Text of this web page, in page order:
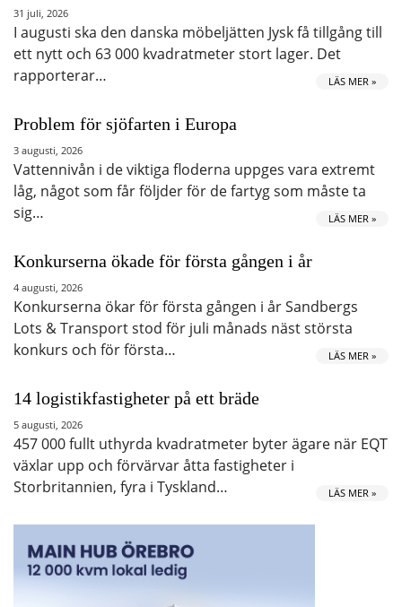
31 juli, 2026
I augusti ska den danska möbeljätten Jysk få tillgång till
ett nytt och 63 000 kvadratmeter stort lager. Det
rapporterar…
LÄS MER »
Problem för sjöfarten i Europa
3 augusti, 2026
Vattennivån i de viktiga floderna uppges vara extremt
låg, något som får följder för de fartyg som måste ta
sig…
LÄS MER »
Konkurserna ökade för första gången i år
4 augusti, 2026
Konkurserna ökar för första gången i år Sandbergs
Lots & Transport stod för juli månads näst största
konkurs och för första…
LÄS MER »
14 logistikfastigheter på ett bräde
5 augusti, 2026
457 000 fullt uthyrda kvadratmeter byter ägare när EQT
växlar upp och förvärvar åtta fastigheter i
Storbritannien, fyra i Tyskland…
LÄS MER »